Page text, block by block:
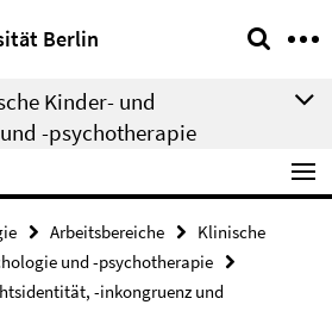
Berlin
Kinder- und
-psychotherapie
Arbeitsbereiche
Klinische
und -psychotherapie
-inkongruenz und